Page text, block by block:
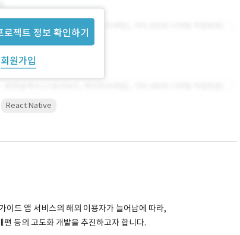
로젝트 정보 확인하기
회원가입
React Native
드 앱 서비스의 해외 이용자가 늘어남에 따라,
등의 고도화 개발을 추진하고자 합니다.